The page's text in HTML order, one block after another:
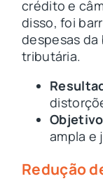
crédito e
disso, foi
despesas da
tributária.
Objetivo
ampla e
Redução